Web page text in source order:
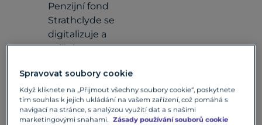
Penzijní fond
Strathclyde se
digitalizuje a
snižuje
měnového
rizika
Cestovní ruch
Hotel Barge
Spravovat soubory cookie
Když kliknete na „Přijmout všechny soubory cookie“, poskytnete
tím souhlas k jejich ukládání na vašem zařízení, což pomáhá s
navigací na stránce, s analýzou využití dat a s našimi
marketingovými snahami. Zásady používání souborů cookie